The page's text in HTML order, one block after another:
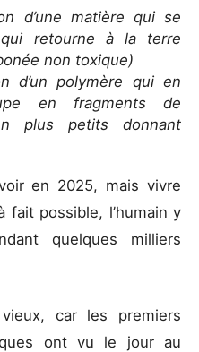
d’une matière qui se
retourne à la terre
non toxique)
d’un polymère qui en
en fragments de
plus petits donnant
en 2025, mais vivre
fait possible, l’humain y
quelques milliers
car les premiers
ont vu le jour au